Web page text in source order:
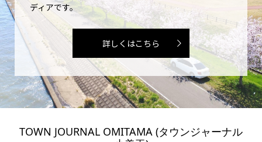
ディアです。
詳しくはこちら
TOWN JOURNAL OMITAMA (タウンジャーナル